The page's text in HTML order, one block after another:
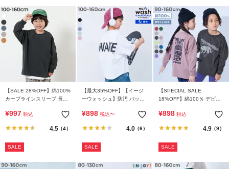
【SALE 28%OFF】綿100%
カーブラインスリーブ 長袖
¥997 税込
4.5（4）
SALE
【最大35%OFF】【イージ
ーウォッシュ】防汚 バック
半袖Tシャツ
¥898 税込〜
4.0（6）
SALE
【SPECIAL SALE
18%OFF】綿100％ デビラ
袖リブ 長袖Tシャツ
¥898 税込
4.9（9）
SALE